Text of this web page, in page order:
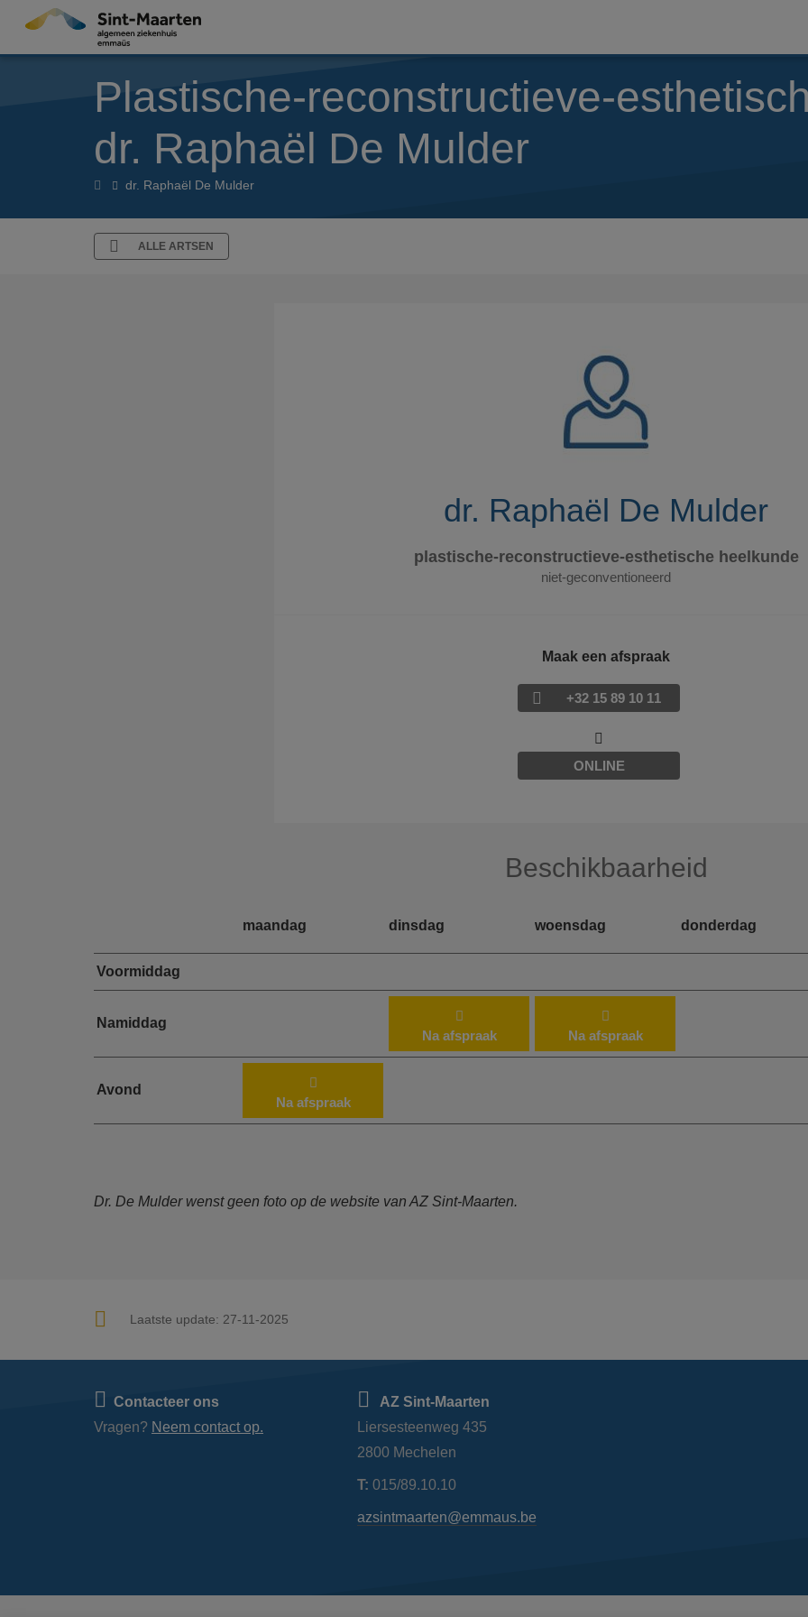
Overslaan en naar de inhoud gaan
Plastische-reconstructieve-
dr. Raphaël De Mulder
Artsendr. Raphaël De Mulder
ALLE ARTSEN
dr. Raphaël De Mulder
plastische-reconstructieve-esthetische heelkunde
niet-geconventioneerd
Maak een afspraak
+32 15 89 10 11
ONLINE
Beschikbaarheid
maandag dinsdag woensdag donderdag
Voormiddag
Namiddag
Na afspraak
Na afspraak
Avond
Na afspraak
Dr. De Mulder wenst geen foto op de website van AZ Sint-Maarten.
Laatste update: 27-11-2025
Contacteer ons
Vragen? Neem contact op.
AZ Sint-Maarten
Liersesteenweg 435
2800 Mechelen
T: 015/89.10.10
azsintmaarten@emmaus.be